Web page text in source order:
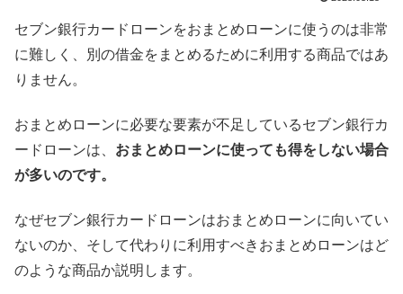
セブン銀行カードローンをおまとめローンに使うのは非常
に難しく、別の借金をまとめるために利用する商品ではあ
りません。
おまとめローンに必要な要素が不足しているセブン銀行カ
ードローンは、 おまとめローンに使っても得をしない場合
が多いのです。
なぜセブン銀行カードローンはおまとめローンに向いてい
ないのか、そして代わりに利用すべきおまとめローンはど
のような商品か説明します。